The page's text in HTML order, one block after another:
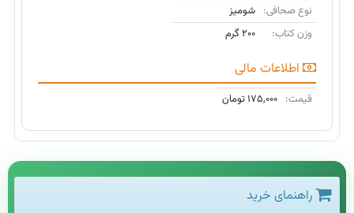
نوع صحافی: شومیز
وزن کتاب:
۲۰۰ گرم
اطلاعات مالی
قیمت: ۱۷۵,۰۰۰ تومان
راهنمای خرید